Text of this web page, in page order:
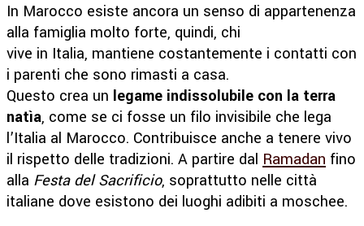
In Marocco esiste ancora un senso di appartenenza
alla famiglia molto forte, quindi, chi
vive in Italia, mantiene costantemente i contatti con
i parenti che sono rimasti a casa.
Questo crea un legame indissolubile con la terra
natìa, come se ci fosse un filo invisibile che lega
l’Italia al Marocco. Contribuisce anche a tenere vivo
il rispetto delle tradizioni. A partire dal Ramadan fino
alla Festa del Sacrificio, soprattutto nelle città
italiane dove esistono dei luoghi adibiti a moschee.